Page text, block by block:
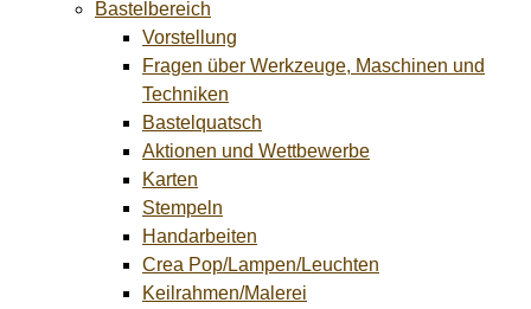
Bastelbereich
Vorstellung
Fragen über Werkzeuge, Maschinen und
Techniken
Bastelquatsch
Aktionen und Wettbewerbe
Karten
Stempeln
Handarbeiten
Crea Pop/Lampen/Leuchten
Keilrahmen/Malerei